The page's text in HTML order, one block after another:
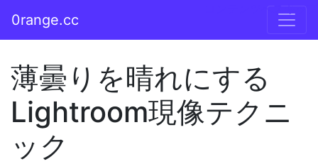
メインナビゲーション
0range.cc
薄曇りを晴れにする
Lightroom現像テクニ
ック